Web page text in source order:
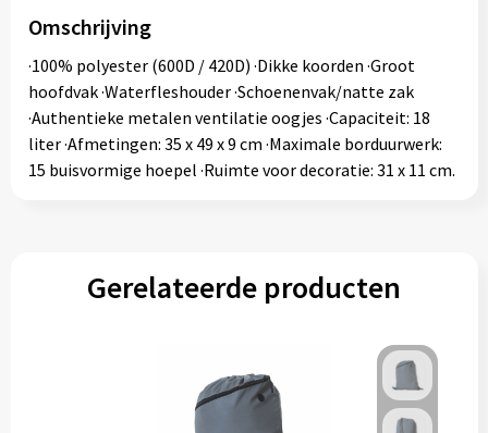
Omschrijving
·100% polyester (600D / 420D) ·Dikke koorden ·Groot
hoofdvak ·Waterfleshouder ·Schoenenvak/natte zak
·Authentieke metalen ventilatie oogjes ·Capaciteit: 18
liter ·Afmetingen: 35 x 49 x 9 cm ·Maximale borduurwerk:
15 buisvormige hoepel ·Ruimte voor decoratie: 31 x 11 cm.
Gerelateerde producten